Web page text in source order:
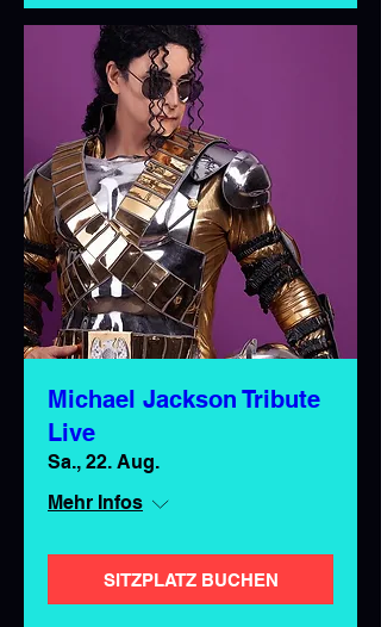
Michael Jackson Tribute
Live
Sa., 22. Aug.
Mehr Infos
SITZPLATZ BUCHEN